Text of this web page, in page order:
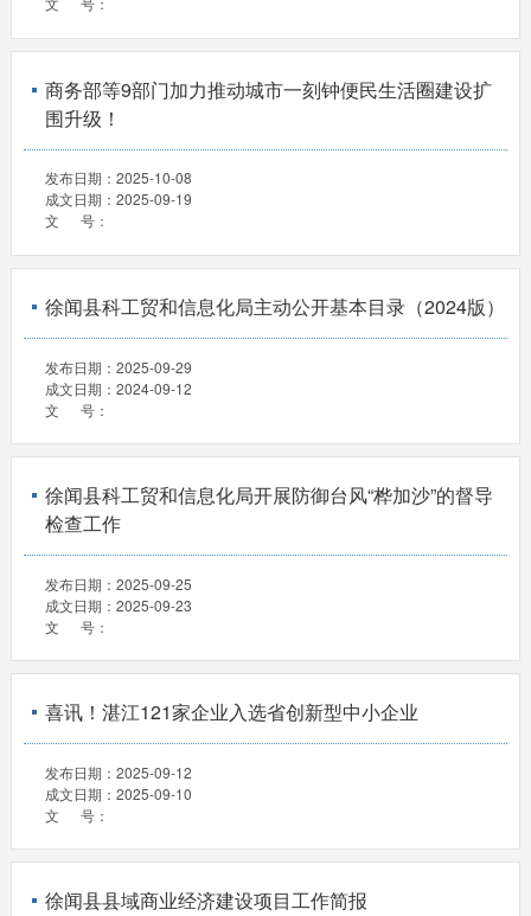
商务部等9部门加力推动城市一刻钟便民生活圈建设扩
围升级！
发布日期： 2025-10-08
成文日期： 2025-09-19
文 号：
徐闻县科工贸和信息化局主动公开基本目录（2024版）
发布日期： 2025-09-29
成文日期： 2024-09-12
文 号：
徐闻县科工贸和信息化局开展防御台风“桦加沙”的督导
检查工作
发布日期： 2025-09-25
成文日期： 2025-09-23
文 号：
喜讯！湛江121家企业入选省创新型中小企业
发布日期： 2025-09-12
成文日期： 2025-09-10
文 号：
徐闻县县域商业经济建设项目工作简报